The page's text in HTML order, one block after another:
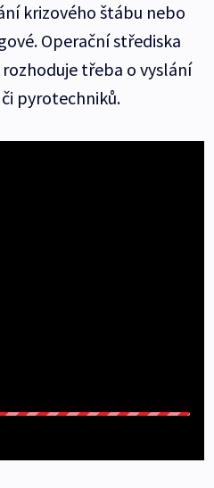
krizového štábu nebo
Operační střediska
třeba o vyslání
pyrotechniků.